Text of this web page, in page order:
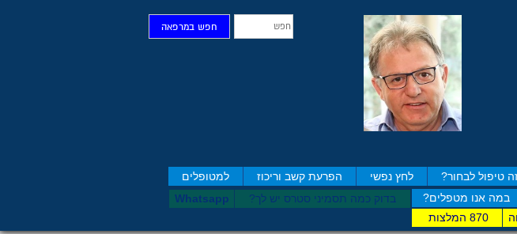
טיפול לבחור? לחץ נפשי הפרעת קשב וריכוז למטופלים
חפש במרפאה
במה אנו מטפלים?
870 המלצות
בדוק כמה תסמיני סט​רס יש לך? Whatsapp